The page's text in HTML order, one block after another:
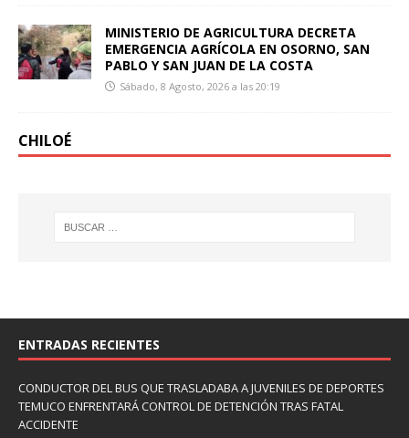
MINISTERIO DE AGRICULTURA DECRETA
EMERGENCIA AGRÍCOLA EN OSORNO, SAN
PABLO Y SAN JUAN DE LA COSTA
Sábado, 8 Agosto, 2026 a las 20:19
CHILOÉ
ENTRADAS RECIENTES
CONDUCTOR DEL BUS QUE TRASLADABA A JUVENILES DE DEPORTES
TEMUCO ENFRENTARÁ CONTROL DE DETENCIÓN TRAS FATAL
ACCIDENTE